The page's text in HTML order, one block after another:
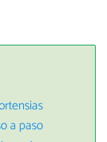
a paso